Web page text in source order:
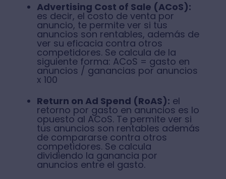
Advertising Cost of Sale (ACoS):
es decir, el costo de venta por
anuncio, te permite ver si tus
anuncios son rentables, además de
ver su eficacia contra otros
competidores. Se calcula de la
siguiente forma: ACoS = gasto en
anuncios / ganancias por anuncios
x 100
Return on Ad Spend (RoAS): el
retorno por gasto en anuncios es lo
opuesto al ACoS. Te permite ver si
tus anuncios son rentables además
de compararse contra otros
competidores. Se calcula
dividiendo la ganancia por
anuncios entre el gasto.